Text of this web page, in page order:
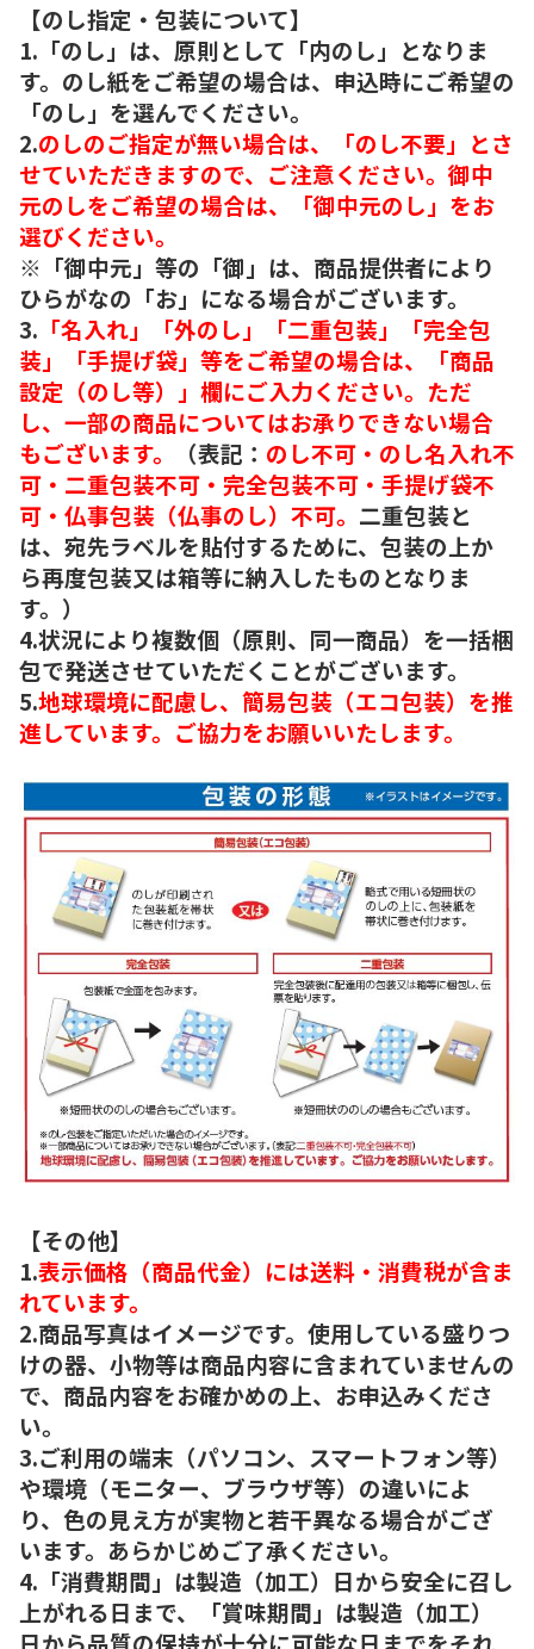
【のし指定・包装について】
1.「のし」は、原則として「内のし」となりま
す。のし紙をご希望の場合は、申込時にご希望の
「のし」を選んでください。
2.のしのご指定が無い場合は、「のし不要」とさ
せていただきますので、ご注意ください。御中
元のしをご希望の場合は、「御中元のし」をお
選びください。
※「御中元」等の「御」は、商品提供者により
ひらがなの「お」になる場合がございます。
3. 「名入れ」「外のし」「二重包装」「完全包
装」「手提げ袋」等をご希望の場合は、「商品
設定（のし等）」欄にご入力ください。ただ
し、一部の商品についてはお承りできない場合
もございます。
（表記： のし不可・のし名入れ不
可・二重包装不可・完全包装不可・手提げ袋不
可・仏事包装（仏事のし）不可。 二重包装と
は、宛先ラベルを貼付するために、包装の上か
ら再度包装又は箱等に納入したものとなりま
す。）
4.状況により複数個（原則、同一商品）を一括梱
包で発送させていただくことがございます。
5.地球環境に配慮し、簡易包装（エコ包装）を推
進しています。ご協力をお願いいたします。
【その他】
1.表示価格（商品代金）には送料・消費税が含ま
れています。
2.商品写真はイメージです。使用している盛りつ
けの器、小物等は商品内容に含まれていませんの
で、商品内容をお確かめの上、お申込みくださ
い。
3.ご利用の端末（パソコン、スマートフォン等）
や環境（モニター、ブラウザ等）の違いによ
り、色の見え方が実物と若干異なる場合がござ
います。あらかじめご了承ください。
4.「消費期間」は製造（加工）日から安全に召し
上がれる日まで、「賞味期間」は製造（加工）